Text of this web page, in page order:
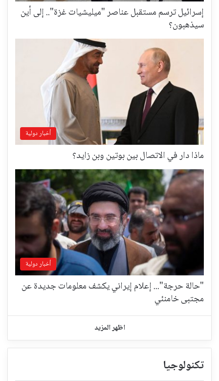
إسرائيل ترسم مستقبل عناصر "ميليشيات غزة".. إلى أين
سيذهبون؟
أخبار دولية
ماذا دار في الاتصال بين بوتين وبن زايد؟
أخبار دولية
"حالة حرجة"... إعلام إيراني يكشف معلومات جديدة عن
مجتبى خامنئي
اظهر المزيد
تكنولوجيا